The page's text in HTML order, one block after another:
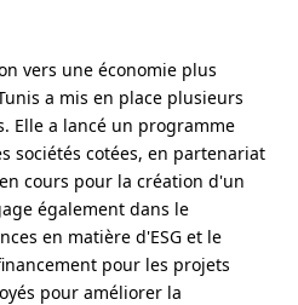
vers une économie plus
a mis en place plusieurs
Elle a lancé un programme
sociétés cotées, en partenariat
cours pour la création d'un
également dans le
en matière d'ESG et le
pour les projets
pour améliorer la